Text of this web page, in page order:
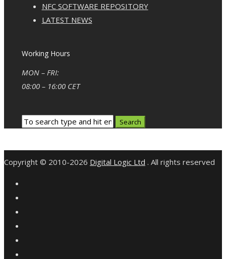
NFC SOFTWARE REPOSITORY
LATEST NEWS
Working Hours
MON – FRI:
08:00 – 16:00 CET
Copyright © 2010-2026 Digital Logic Ltd . All rights reserved